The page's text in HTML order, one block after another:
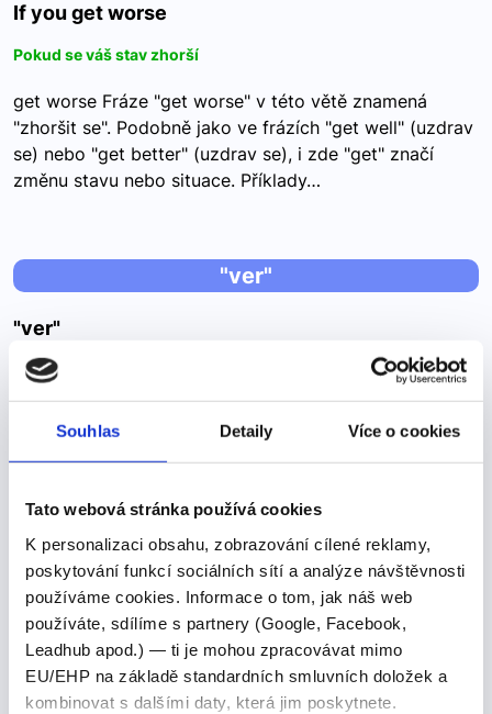
Souhlas Detaily Více o cookies
Tato webová stránka používá cookies
K personalizaci obsahu, zobrazování cílené reklamy,
poskytování funkcí sociálních sítí a analýze návštěvnosti
používáme cookies. Informace o tom, jak náš web
používáte, sdílíme s partnery (Google, Facebook,
Leadhub apod.) — ti je mohou zpracovávat mimo
EU/EHP na základě standardních smluvních doložek a
kombinovat s dalšími daty, která jim poskytnete.
If you get worse
Pokud se váš stav zhorší
get worse Fráze "get worse" v této větě znamená
"zhoršit se". Podobně jako ve frázích "get well" (uzdrav
se) nebo "get better" (uzdrav se), i zde "get" značí
změnu stavu nebo situace. Příklady…
"ver"
"ver"
Vidět, sledovat -->
vidíš ve – vidí vemos – vidíme véis – vidíte ven – vidí
they are asked
they are asked
Pojďme se podívat na správné řešení
If visitors bring their own alcohol, they are asked not to
drink it in public.Pokud si návštěvníci přinesou vlastní